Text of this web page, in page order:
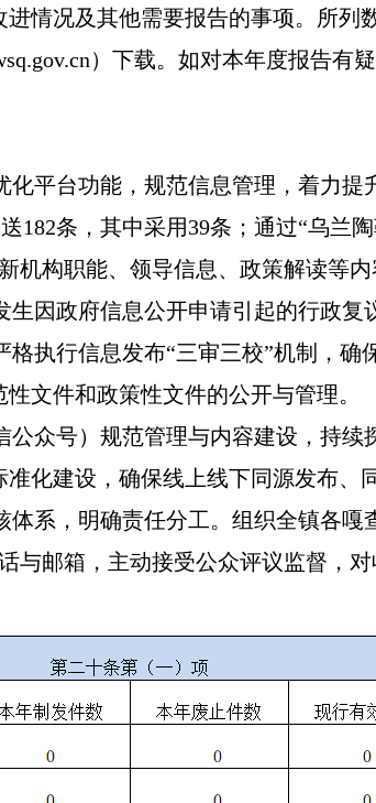
情况及其他需要报告的事项。所列
）下载。如对本年度报告有
平台功能，规范信息管理，着力提
182条，其中采用39条；通过“乌兰
机构职能、领导信息、政策解读等
因政府信息公开申请引起的行政复
执行信息发布“三审三校”机制，
文件和政策性文件的公开与管理。
公众号）规范管理与内容建设，持
化建设，确保线上线下同源发布、
系，明确责任分工。组织全镇各
与邮箱，主动接受公众评议监督，